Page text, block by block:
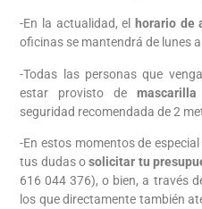
-En la actualidad, el horario de
oficinas se mantendrá de lunes
-Todas las personas que
estar provisto demascarilla
seguridad recomendada de 2
-En estos momentos de
tus dudas osolicitar tu
616 044 376), o bien, a través
los que directamente también